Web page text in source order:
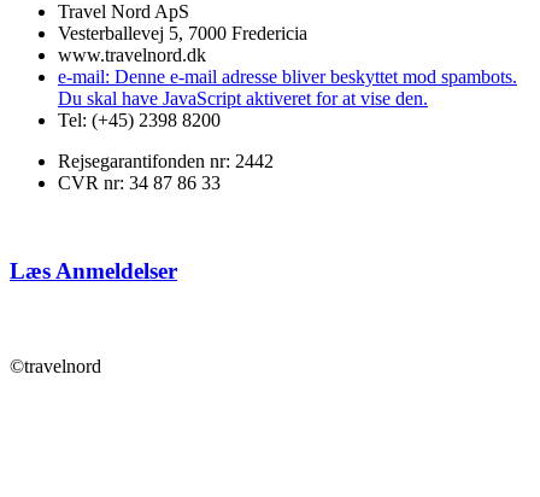
Travel Nord ApS
Vesterballevej 5, 7000 Fredericia
www.travelnord.dk
e-mail: Denne e-mail adresse bliver beskyttet mod spambots.
Du skal have JavaScript aktiveret for at vise den.
Tel: (+45) 2398 8200
Rejsegarantifonden nr: 2442
CVR nr: 34 87 86 33
Læs Anmeldelser
©travelnord